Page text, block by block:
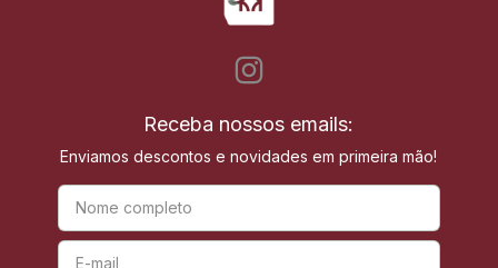
Receba nossos emails:
Enviamos descontos e novidades em primeira mão!